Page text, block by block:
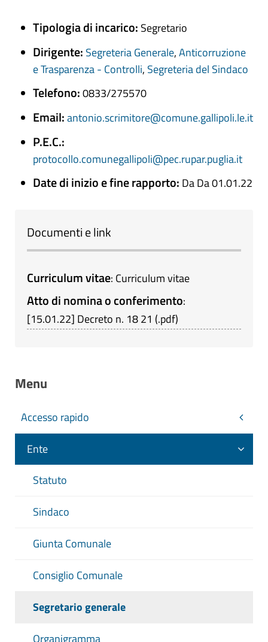
Tipologia di incarico: Segretario
Dirigente: Segreteria Generale,Anticorruzione
e Trasparenza - Controlli, Segreteria del Sindaco
Telefono:0833/275570
Email:antonio.scrimitore@comune.gallipoli.le.it
P.E.C.:
protocollo.comunegallipoli@pec.rupar.puglia.it
Date di inizio e fine rapporto: Da Da 01.01.22
Documenti e link
Curriculum vitae: Curriculum vitae
Atto di nomina o conferimento:
[15.01.22] Decreto n. 18 21 (.pdf)
Menu
Accesso rapido
Ente
Statuto
Sindaco
Giunta Comunale
Consiglio Comunale
Segretario generale
Organigramma